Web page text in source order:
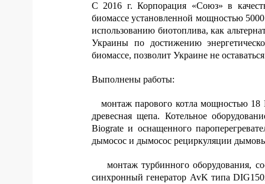
С 2016 г. Корпорация «Союз» в
биомассе установленной мощностью
использованию биотоплива, как
Украины по достижению
биомассе, позволит Украине не
Выполнены работы:
монтаж парового котла мощностью 18
древесная щепа. Котельное
Biograte и оснащенного
дымосос и дымосос рециркуляции
монтаж турбинного оборудования,
синхронный генератор AvK типа